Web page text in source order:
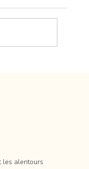
les alentours